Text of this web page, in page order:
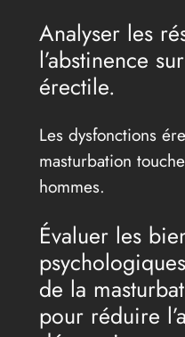
Analyser les
l’abstinence
érectile.
Les dysfonctions
masturbation
hommes.
Évaluer les
de la
pour réduire